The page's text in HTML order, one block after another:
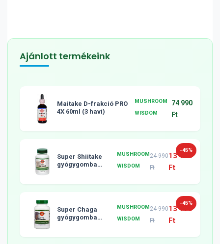
Ajánlott termékeink
Maitake D-frakció PRO
4X 60ml (3 havi)
MUSHROOM
WISDOM
74 990
Ft
-45%
Super Shiitake
gyógygomba
MUSHROOM
WISDOM
24 990
Ft
13 990
Ft
-45%
Super Chaga
gyógygomba
MUSHROOM
WISDOM
24 990
Ft
13 990
Ft